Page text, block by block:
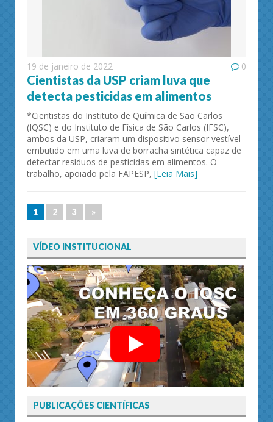
19 de janeiro de 2022 0
Cientistas da USP criam luva que
detecta pesticidas em alimentos
*Cientistas do Instituto de Química de São Carlos
(IQSC) e do Instituto de Física de São Carlos (IFSC),
ambos da USP, criaram um dispositivo sensor vestível
embutido em uma luva de borracha sintética capaz de
detectar resíduos de pesticidas em alimentos. O
trabalho, apoiado pela FAPESP, [Leia Mais]
1 2 3 »
VÍDEO INSTITUCIONAL
PUBLICAÇÕES CIENTÍFICAS